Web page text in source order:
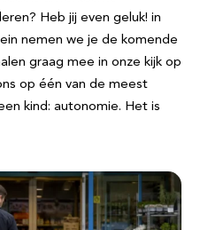
Heb jij even geluk! in
nemen we je de komende
graag mee in onze kijk op
op één van de meest
kind: autonomie. Het is